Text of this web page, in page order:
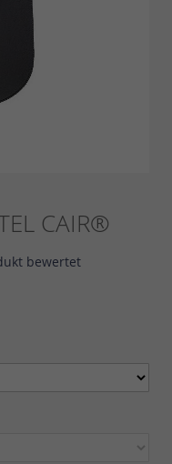
CAIR®
bewertet